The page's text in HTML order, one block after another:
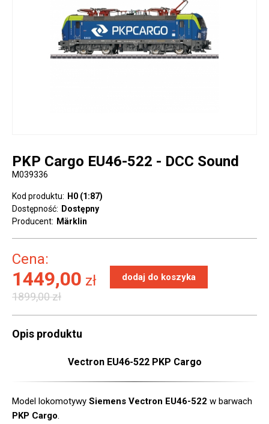
PKP Cargo EU46-522 - DCC Sound
M039336
Kod produktu: H0 (1:87)
Dostępność: Dostępny
Producent: Märklin
Cena:
1449,00 zł
1899,00 zł
Opis produktu
Vectron EU46-522 PKP Cargo
Model lokomotywy Siemens Vectron EU46-522 w barwach
PKP Cargo.